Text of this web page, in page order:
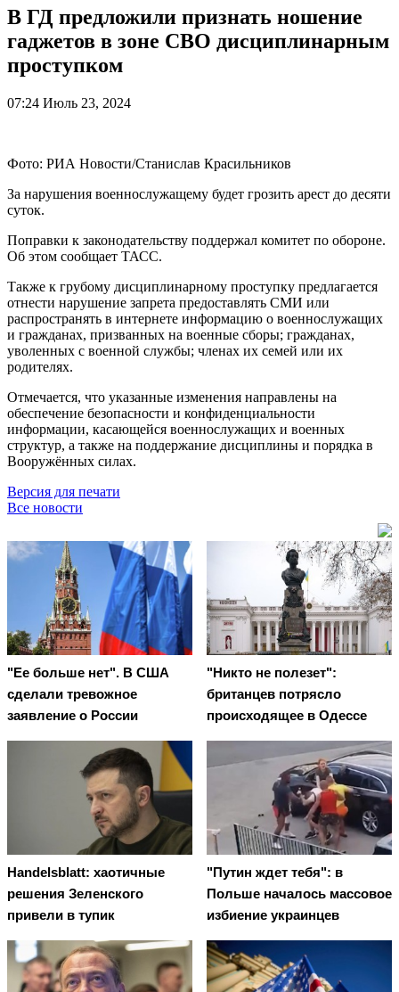
В ГД предложили признать ношение
гаджетов в зоне СВО дисциплинарным
проступком
07:24 Июль 23, 2024
Фото: РИА Новости/Станислав Красильников
За нарушения военнослужащему будет грозить арест до десяти
суток.
Поправки к законодательству поддержал комитет по обороне.
Об этом сообщает ТАСС.
Также к грубому дисциплинарному проступку предлагается
отнести нарушение запрета предоставлять СМИ или
распространять в интернете информацию о военнослужащих
и гражданах, призванных на военные сборы; гражданах,
уволенных с военной службы; членах их семей или их
родителях.
Отмечается, что указанные изменения направлены на
обеспечение безопасности и конфиденциальности
информации, касающейся военнослужащих и военных
структур, а также на поддержание дисциплины и порядка в
Вооружённых силах.
Версия для печати
Все новости
"Ее больше нет". В США
сделали тревожное
заявление о России
"Никто не полезет":
британцев потрясло
происходящее в Одессе
Handelsblatt: хаотичные
решения Зеленского
привели в тупик
"Путин ждет тебя": в
Польше началось массовое
избиение украинцев